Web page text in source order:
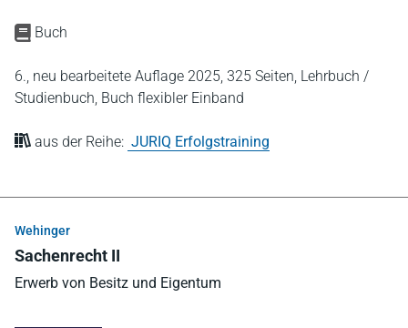
Buch
6., neu bearbeitete Auflage 2025, 325 Seiten, Lehrbuch /
Studienbuch, Buch flexibler Einband
aus der Reihe: JURIQ Erfolgstraining
Wehinger
Sachenrecht II
Erwerb von Besitz und Eigentum